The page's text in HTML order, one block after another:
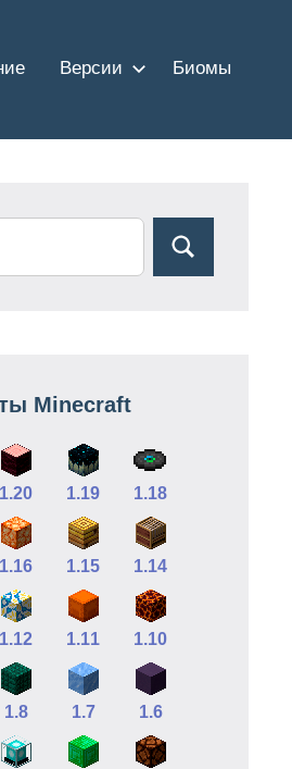
Версии Биомы
Minecraft
1.20 1.19 1.18
1.16 1.15 1.14
1.12 1.11 1.10
1.8 1.7 1.6